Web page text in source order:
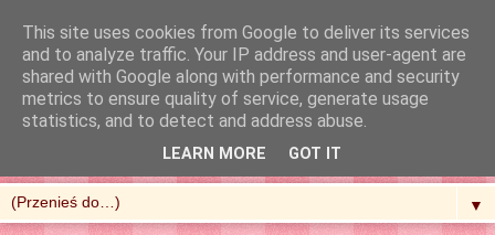
R'n'G Kitchen
▼
This site uses cookies from Google to deliver its services
and to analyze traffic. Your IP address and user-agent are
shared with Google along with performance and security
metrics to ensure quality of service, generate usage
statistics, and to detect and address abuse.
LEARN MORE GOT IT